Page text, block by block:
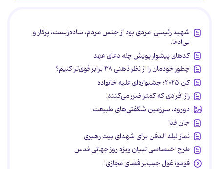
شهید رئیسی، مردی بود از جنس مردم، ساده‌زیست، پرکار و
بی‌ادعا.
کدهای پیشواز پویش چله دعای عهد
چطور خودمان را از نظر ذهنی ۳۸ برابر قوی‌تر کنیم؟
کن ۲۰۲۵؛ جشنواره‌ای علیه خانواده
راز افرادی که کمتر ضرر می‌کنند!
دورود، سرزمین شگفتی‌های طبیعت
جان فدا
نماز لیله الدفن برای شهدای بیت رهبری
طرح اختصاصی تبیان ویژه روز جهانی قدس
فومو؛ غول جیب‌بر فضای مجازی!